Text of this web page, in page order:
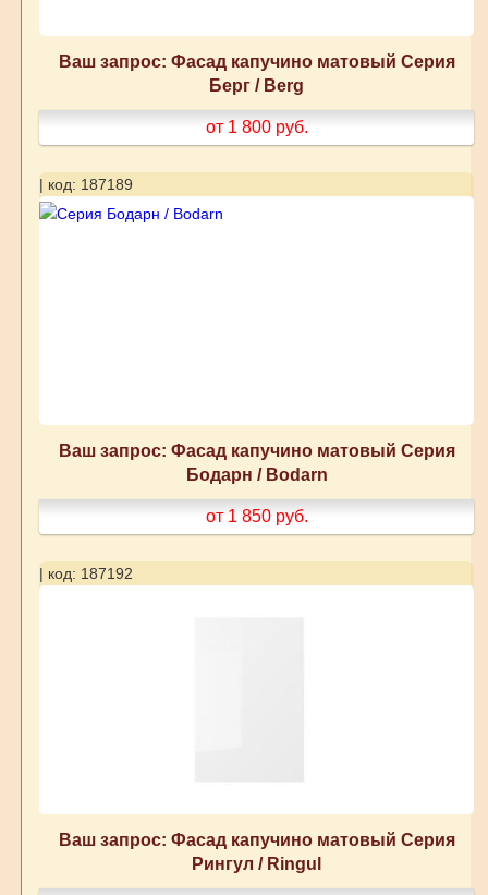
Ваш запрос: Фасад капучино матовый Серия
Берг / Berg
от 1 800 руб.
| код: 187189
Ваш запрос: Фасад капучино матовый Серия
Бодарн / Bodarn
от 1 850 руб.
| код: 187192
Ваш запрос: Фасад капучино матовый Серия
Рингул / Ringul